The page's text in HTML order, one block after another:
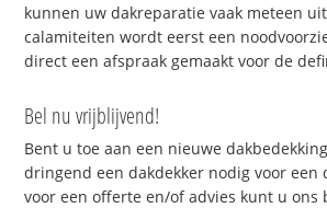
kunnen uw dakreparatie vaak meteen
calamiteiten wordt eerst een
direct een afspraak gemaakt voor de
Bel nu vrijblijvend!
Bent u toe aan een nieuwe
dringend een dakdekker nodig voor een
voor een offerte en/of advies kunt u ons